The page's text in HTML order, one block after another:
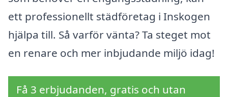
ett professionellt städföretag i Inskogen
hjälpa till. Så varför vänta? Ta steget mot
en renare och mer inbjudande miljö idag!
Få 3 erbjudanden, gratis och utan